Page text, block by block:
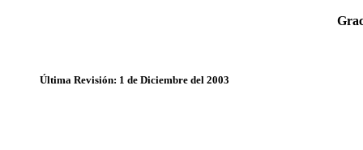
Última Revisión: 1 de Diciembre del 2003